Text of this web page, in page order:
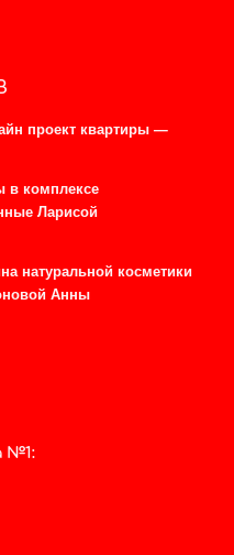
проект квартиры —
в комплексе
Ларисой
натуральной косметики
Анны
№1: